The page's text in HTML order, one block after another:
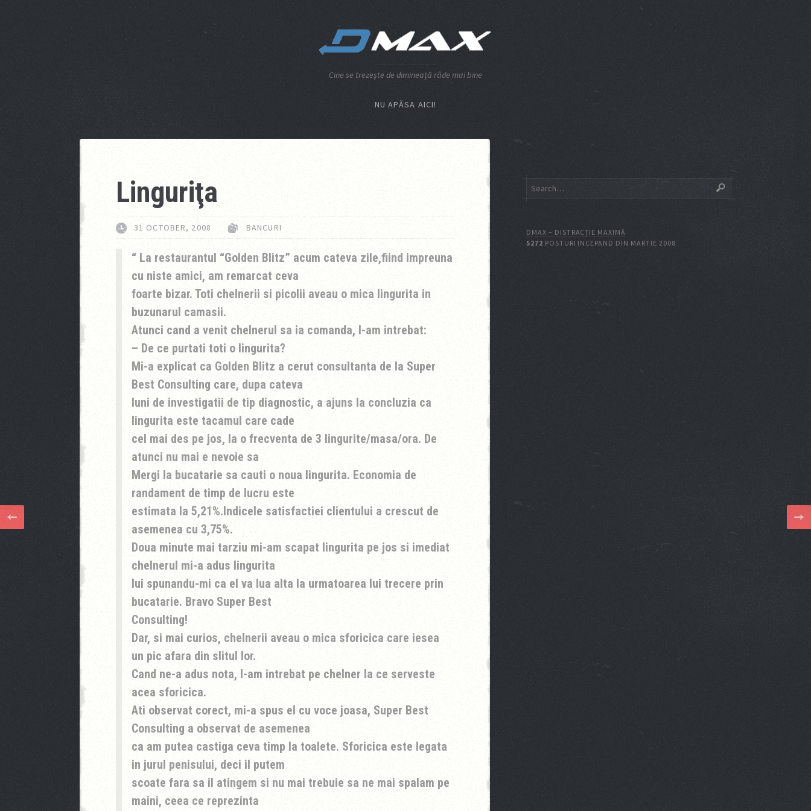
Cine se trezeşte de dimineaţă râde mai bine
NU APĂSA AICI!
Linguriţa
31 OCTOBER, 2008 BANCURI
La restaurantul “Golden Blitz” acum cateva zile,fiind impreuna
cu niste amici, am remarcat ceva
foarte bizar. Toti chelnerii si picolii aveau o mica lingurita in
buzunarul camasii.
Atunci cand a venit chelnerul sa ia comanda, l-am intrebat:
– De ce purtati toti o lingurita?
Mi-a explicat ca Golden Blitz a cerut consultanta de la Super
Best Consulting care, dupa cateva
luni de investigatii de tip diagnostic, a ajuns la concluzia ca
lingurita este tacamul care cade
cel mai des pe jos, la o frecventa de 3 lingurite/masa/ora. De
atunci nu mai e nevoie sa
Mergi la bucatarie sa cauti o noua lingurita. Economia de
randament de timp de lucru este
estimata la 5,21%.Indicele satisfactiei clientului a crescut de
asemenea cu 3,75%.
Doua minute mai tarziu mi-am scapat lingurita pe jos si imediat
chelnerul mi-a adus lingurita
lui spunandu-mi ca el va lua alta la urmatoarea lui trecere prin
bucatarie. Bravo Super Best
Consulting!
Dar, si mai curios, chelnerii aveau o mica sforicica care iesea
un pic afara din slitul lor.
Cand ne-a adus nota, l-am intrebat pe chelner la ce serveste
acea sforicica.
Ati observat corect, mi-a spus el cu voce joasa, Super Best
Consulting a observat de asemenea
ca am putea castiga ceva timp la toalete. Sforicica este legata
in jurul penisului, deci il putem
scoate fara sa il atingem si nu mai trebuie sa ne mai spalam pe
maini, ceea ce reprezinta
DMAX – DISTRACŢIE MAXIMĂ
5272 POSTURI INCEPAND DIN MARTIE 2008